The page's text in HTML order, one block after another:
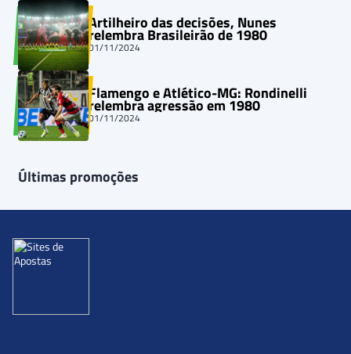
Artilheiro das decisões, Nunes
relembra Brasileirão de 1980
01/11/2024
Flamengo e Atlético-MG: Rondinelli
relembra agressão em 1980
01/11/2024
Últimas promoções